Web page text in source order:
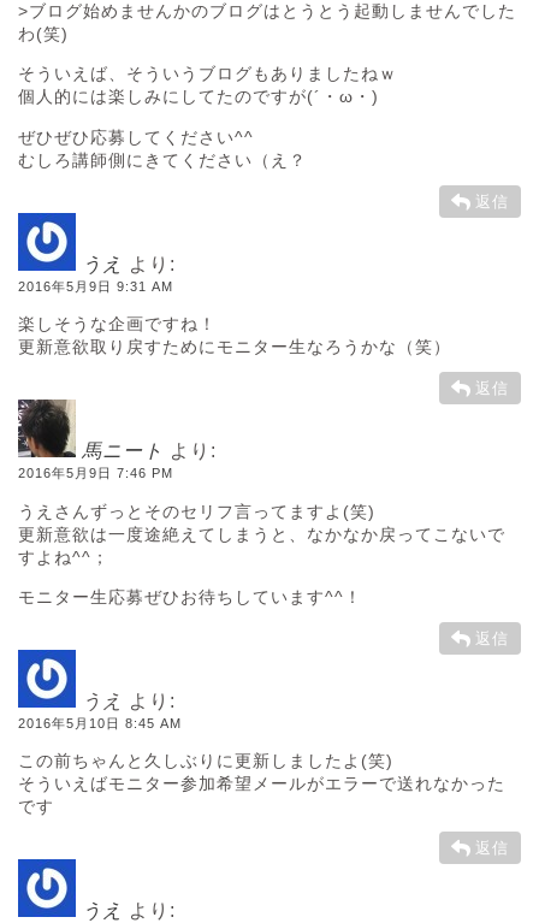
>ブログ始めませんかのブログはとうとう起動しませんでした
わ(笑)
そういえば、そういうブログもありましたねｗ
個人的には楽しみにしてたのですが(´・ω・)
ぜひぜひ応募してください^^
むしろ講師側にきてください（え？
返信
うえ より:
2016年5月9日 9:31 AM
楽しそうな企画ですね！
更新意欲取り戻すためにモニター生なろうかな（笑）
返信
馬ニート より:
2016年5月9日 7:46 PM
うえさんずっとそのセリフ言ってますよ(笑)
更新意欲は一度途絶えてしまうと、なかなか戻ってこないで
すよね^^；
モニター生応募ぜひお待ちしています^^！
返信
うえ より:
2016年5月10日 8:45 AM
この前ちゃんと久しぶりに更新しましたよ(笑)
そういえばモニター参加希望メールがエラーで送れなかった
です
返信
うえ より: